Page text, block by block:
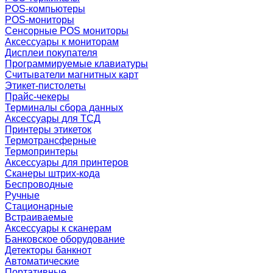
POS-компьютеры
POS-мониторы
Сенсорные POS мониторы
Аксессуары к мониторам
Дисплеи покупателя
Программируемые клавиатуры
Считыватели магнитных карт
Этикет-пистолеты
Прайс-чекеры
Терминалы сбора данных
Аксессуары для ТСД
Принтеры этикеток
Термотрансферные
Термопринтеры
Аксессуары для принтеров
Сканеры штрих-кода
Беспроводные
Ручные
Стационарные
Встраиваемые
Аксессуары к сканерам
Банковское оборудование
Детекторы банкнот
Автоматические